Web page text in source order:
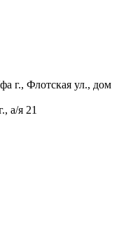
г., Флотская ул., дом
а/я 21